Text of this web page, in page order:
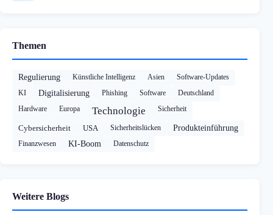
Themen
Regulierung Künstliche Intelligenz Asien
Software-Updates
KI
Digitalisierung Phishing Software
Deutschland
Hardware
Europa Technologie Sicherheit
Cybersicherheit USA Sicherheitslücken Produkteinführung
Finanzwesen KI-Boom Datenschutz
Weitere Blogs